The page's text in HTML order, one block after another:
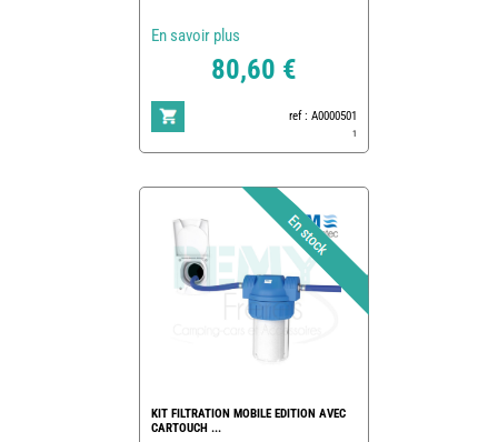
En savoir plus
80,60 €
ref : A0000501
1
KIT FILTRATION MOBILE EDITION AVEC
CARTOUCH ...